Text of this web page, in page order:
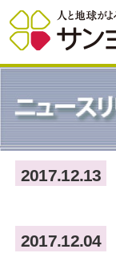
2017.12.13
2017.12.04